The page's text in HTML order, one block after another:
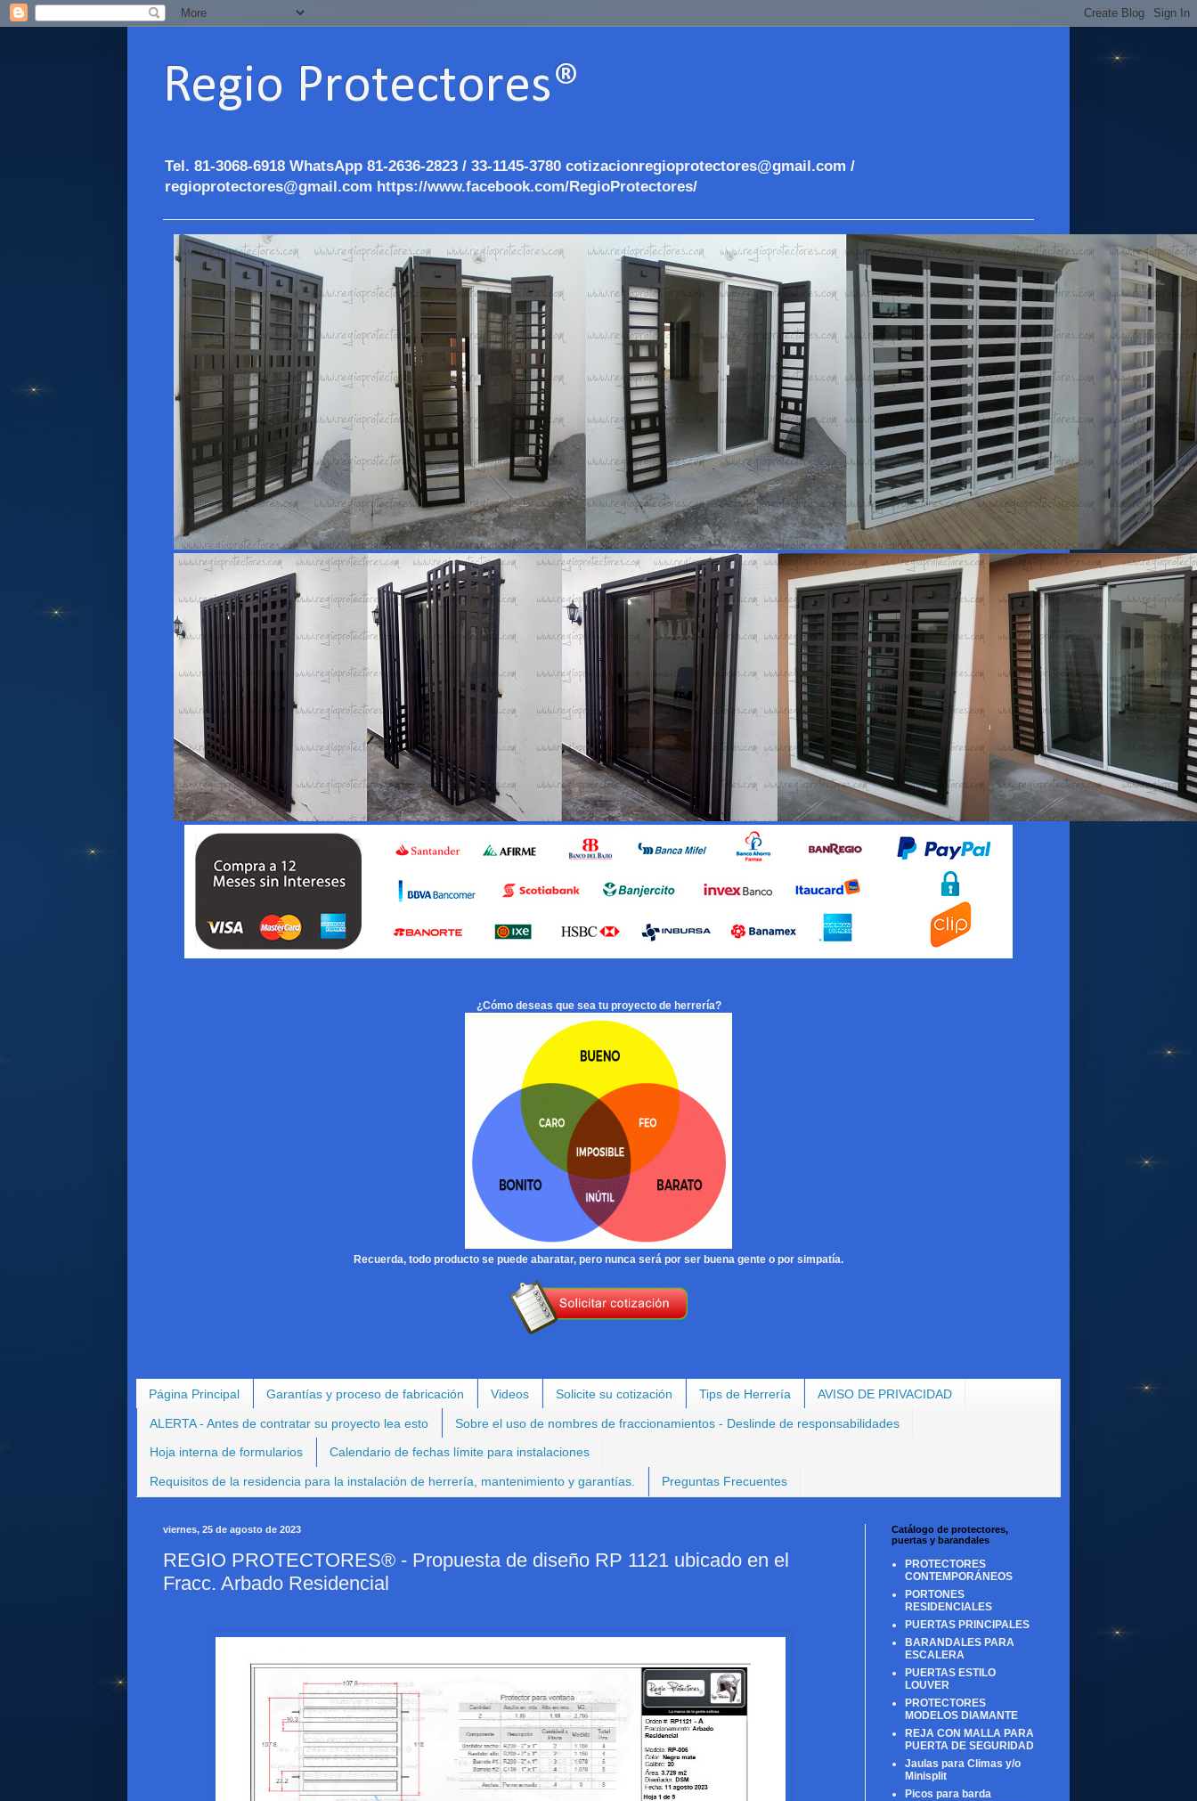
Regio Protectores®
Tel. 81-3068-6918 WhatsApp 81-2636-2823 / 33-1145-3780 cotizacionregioprotectores@gmail.com /
regioprotectores@gmail.com https://www.facebook.com/RegioProtectores/
¿Cómo deseas que sea tu proyecto de herrería?
Recuerda, todo producto se puede abaratar, pero nunca será por ser buena gente o por simpatía.
Página Principal Garantías y proceso de fabricación Videos Solicite su cotización Tips de Herrería AVISO DE PRIVACIDAD
ALERTA - Antes de contratar su proyecto lea esto Sobre el uso de nombres de fraccionamientos - Deslinde de responsabilidades
Hoja interna de formularios Calendario de fechas límite para instalaciones
Requisitos de la residencia para la instalación de herrería, mantenimiento y garantías. Preguntas Frecuentes
viernes, 25 de agosto de 2023
REGIO PROTECTORES® - Propuesta de diseño RP 1121 ubicado en el
Fracc. Arbado Residencial
Catálogo de protectores,
puertas y barandales
PROTECTORES
CONTEMPORÁNEOS
PORTONES
RESIDENCIALES
PUERTAS PRINCIPALES
BARANDALES PARA
ESCALERA
PUERTAS ESTILO
LOUVER
PROTECTORES
MODELOS DIAMANTE
REJA CON MALLA PARA
PUERTA DE SEGURIDAD
Jaulas para Climas y/o
Minisplit
Picos para barda